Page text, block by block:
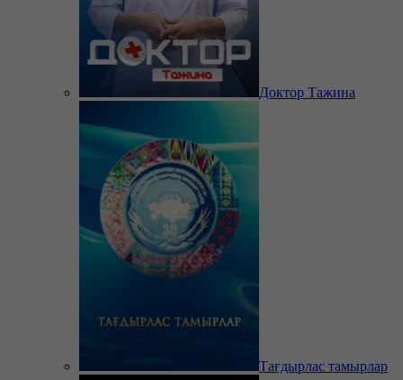
Доктор Тажина
Тағдырлас тамырлар